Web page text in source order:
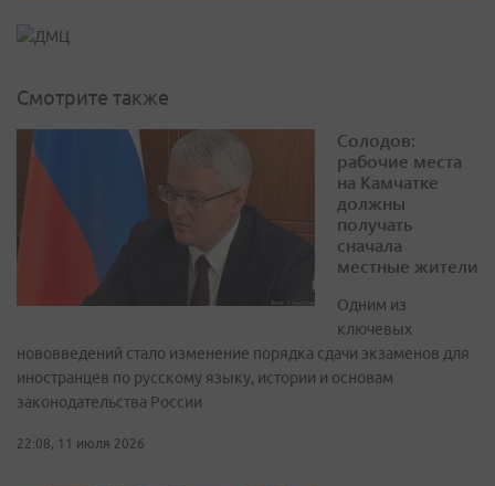
Смотрите также
Солодов:
рабочие места
на Камчатке
должны
получать
сначала
местные жители
Одним из
ключевых
нововведений стало изменение порядка сдачи экзаменов для
иностранцев по русскому языку, истории и основам
законодательства России
22:08, 11 июля 2026